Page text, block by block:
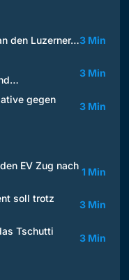
den Luzerner…3 Min
3 Min
gegen
3 Min
EV Zug nach
1 Min
soll trotz
3 Min
Tschutti
3 Min